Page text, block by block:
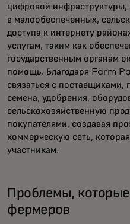
цифровой инфраструктуры,
в малообеспеченных,
доступа к интернету
услугам, таким как
государственным органам
помощь. Благодаря Farm
связаться с
семена, удобрения,
сельскохозяйственную
покупателями, создавая
коммерческую сеть,
участникам.
Проблемы,
фермеров